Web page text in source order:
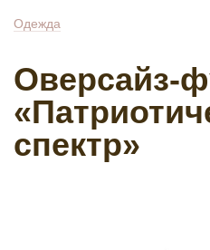
Одежда
Оверсайз-
спектр»